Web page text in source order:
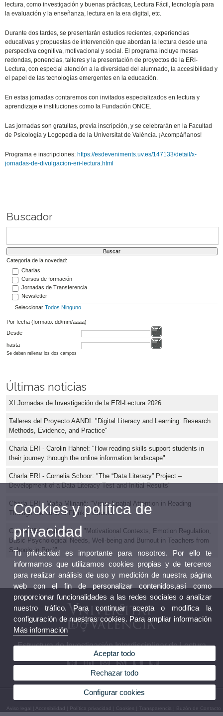
lectura, como investigación y buenas prácticas, Lectura Fácil, tecnología para
la evaluación y la enseñanza, lectura en la era digital, etc.
Durante dos tardes, se presentarán estudios recientes, experiencias
educativas y propuestas de intervención que abordan la lectura desde una
perspectiva cognitiva, motivacional y social. El programa incluye mesas
redondas, ponencias, talleres y la presentación de proyectos de la ERI-
Lectura, con especial atención a la diversidad del alumnado, la accesibilidad y
el papel de las tecnologías emergentes en la educación.
En estas jornadas contaremos con invitados especializados en lectura y
aprendizaje e instituciones como la Fundación ONCE.
Las jornadas son gratuitas, previa inscripción, y se celebrarán en la Facultad
de Psicología y Logopedia de la Universitat de València. ¡Acompáñanos!
Programa e inscripciones: https://esdeveniments.uv.es/147133/detail/x-
jornadas-de-divulgacion-eri-lectura.html
Buscador
Categoría de la novedad:
Charlas
Cursos de formación
Jornadas de Transferencia
Newsletter
Seleccionar Todos Ninguno
Por fecha (formato: dd/mm/aaaa)
Desde
hasta
Se deben rellenar los dos campos
Últimas noticias
XI Jornadas de Investigación de la ERI-Lectura 2026
Talleres del Proyecto AANDI: "Digital Literacy and Learning: Research
Methods, Evidence, and Practice"
Charla ERI - Carolin Hahnel: "How reading skills support students in
their journey through the online information landscape"
Charla ERI - Cornelia Schoor: "The “Data Literacy” Project –
Development of a Data Literacy Test and Initial Results"
Charla ERI - Maša Mlinarič: "Visuo-Spatial Attention in Reading
Through the Lens of Flanker Effects"
Charla ERI - Andrea Koc: "Motivational Contexts, Emotion Regulation,
Basic Psychological Needs, Well-being and Burnout in Teachers from
Schools in Perú"
Estructura de Investigación Interdisciplinar de Lectura
© 2026 UV. - Av. Blasco Ibáñez, 21. 46010. Valencia. España Tel. 96 398 38 50
Aviso legal Accesibilidad Política privacidad Cookies Transparencia Buzón de Contacto
Cookies y política de
privacidad
Tu privacidad es importante para nosotros. Por ello te
informamos que utilizamos cookies propias y de terceros
para realizar análisis de uso y medición de nuestra página
web con el fin de personalizar contenidos,así como
proporcionar funcionalidades a las redes sociales o analizar
nuestro tráfico. Para continuar acepta o modifica la
configuración de nuestras cookies. Para ampliar información
Más información
Aceptar todo
Rechazar todo
Configurar cookies